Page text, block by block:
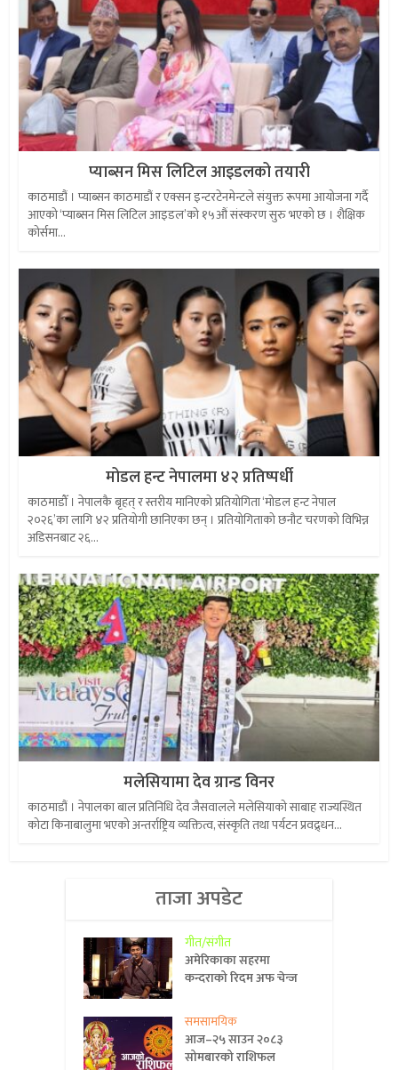
प्याब्सन मिस लिटिल आइडलको तयारी
काठमाडौं । प्याब्सन काठमाडौं र एक्सन इन्टरटेनमेन्टले संयुक्त रूपमा आयोजना गर्दै
आएको ‘प्याब्सन मिस लिटिल आइडल’को १५औं संस्करण सुरु भएको छ । शैक्षिक
कोर्समा...
मोडल हन्ट नेपालमा ४२ प्रतिष्पर्धी
काठमाडौँ । नेपालकै बृहत् र स्तरीय मानिएको प्रतियोगिता ‘मोडल हन्ट नेपाल
२०२६’का लागि ४२ प्रतियोगी छानिएका छन् । प्रतियोगिताको छनौट चरणको विभिन्न
अडिसनबाट २६...
मलेसियामा देव ग्रान्ड विनर
काठमाडौं । नेपालका बाल प्रतिनिधि देव जैसवालले मलेसियाको साबाह राज्यस्थित
कोटा किनाबालुमा भएको अन्तर्राष्ट्रिय व्यक्तित्व, संस्कृति तथा पर्यटन प्रवद्र्धन...
ताजा अपडेट
गीत/संगीत
अमेरिकाका सहरमा
कन्दराको रिदम अफ चेन्ज
समसामयिक
आज–२५ साउन २०८३
सोमबारको राशिफल